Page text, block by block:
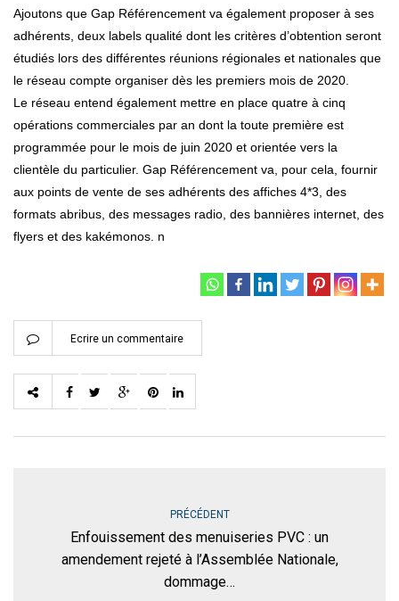
Ajoutons que Gap Référencement va également proposer à ses
adhérents, deux labels qualité dont les critères d’obtention seront
étudiés lors des différentes réunions régionales et nationales que
le réseau compte organiser dès les premiers mois de 2020.
Le réseau entend également mettre en place quatre à cinq
opérations commerciales par an dont la toute première est
programmée pour le mois de juin 2020 et orientée vers la
clientèle du particulier. Gap Référencement va, pour cela, fournir
aux points de vente de ses adhérents des affiches 4*3, des
formats abribus, des messages radio, des bannières internet, des
flyers et des kakémonos. n
Ecrire un commentaire
PRÉCÉDENT
Enfouissement des menuiseries PVC : un
amendement rejeté à l’Assemblée Nationale,
dommage…